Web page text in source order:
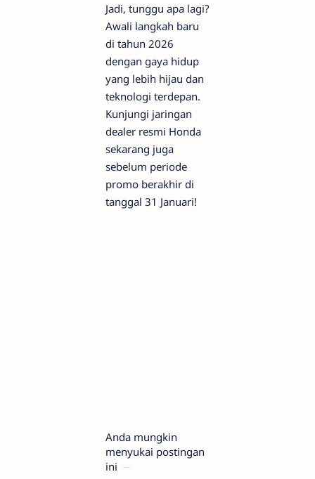
Jadi, tunggu apa lagi?
Awali langkah baru
di tahun 2026
dengan gaya hidup
yang lebih hijau dan
teknologi terdepan.
Kunjungi jaringan
dealer resmi Honda
sekarang juga
sebelum periode
promo berakhir di
tanggal 31 Januari!
Anda mungkin
menyukai postingan
ini